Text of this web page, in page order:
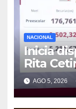
NACIONAL
Inicia
Rita
AGO 5, 2026